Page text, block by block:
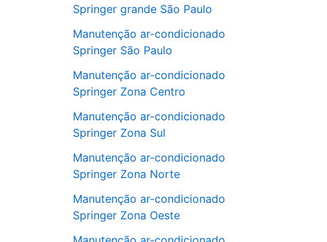
Springer grande São Paulo
Manutenção ar-condicionado
Springer São Paulo
Manutenção ar-condicionado
Springer Zona Centro
Manutenção ar-condicionado
Springer Zona Sul
Manutenção ar-condicionado
Springer Zona Norte
Manutenção ar-condicionado
Springer Zona Oeste